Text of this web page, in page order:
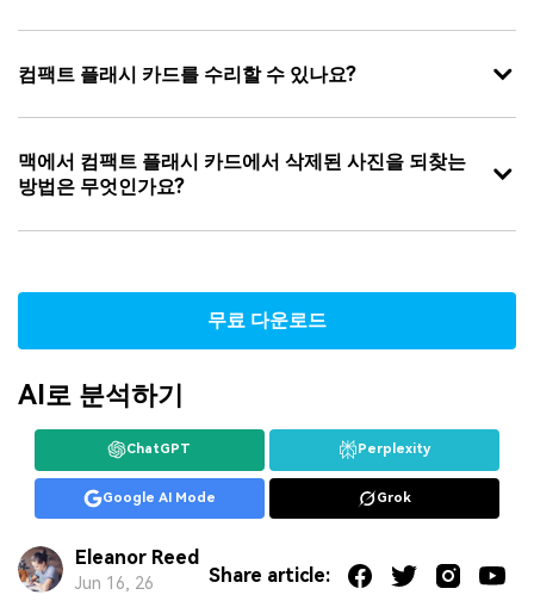
컴팩트 플래시 카드를 수리할 수 있나요?
맥에서 컴팩트 플래시 카드에서 삭제된 사진을 되찾는
방법은 무엇인가요?
무료 다운로드
AI로 분석하기
ChatGPT Perplexity
Google AI Mode Grok
Eleanor Reed
Jun 16, 26 Share article: